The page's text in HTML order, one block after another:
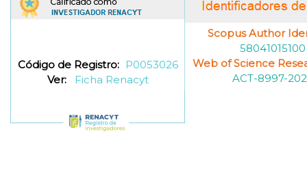
Código de Registro: P0053026
Ver:
Ficha Renacyt
Scopus Author
58041015100
Web of Science
ACT-8997-